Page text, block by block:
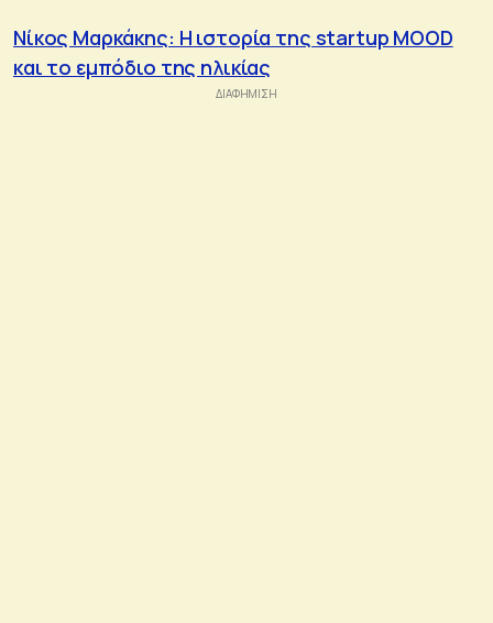
Νίκος Μαρκάκης: Η ιστορία της startup MOOD
και το εμπόδιο της ηλικίας